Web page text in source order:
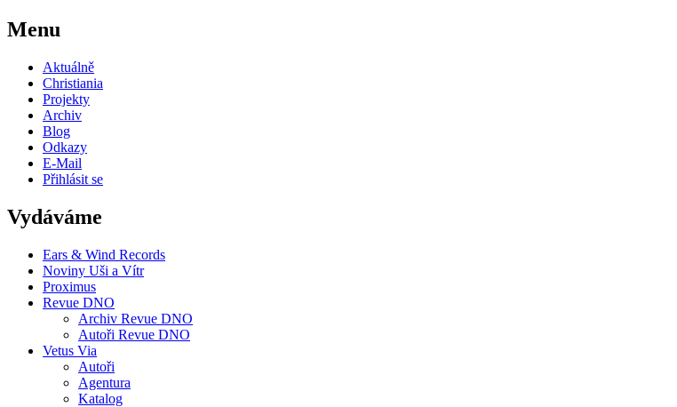
Menu
Aktuálně
Christiania
Projekty
Archiv
Blog
Odkazy
E-Mail
Přihlásit se
Vydáváme
Ears & Wind Records
Noviny Uši a Vítr
Proximus
Revue DNO
Archiv Revue DNO
Autoři Revue DNO
Vetus Via
Autoři
Agentura
Katalog